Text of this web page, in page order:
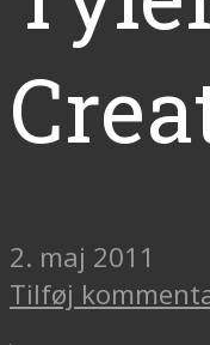
2. maj 2011
Tilføj